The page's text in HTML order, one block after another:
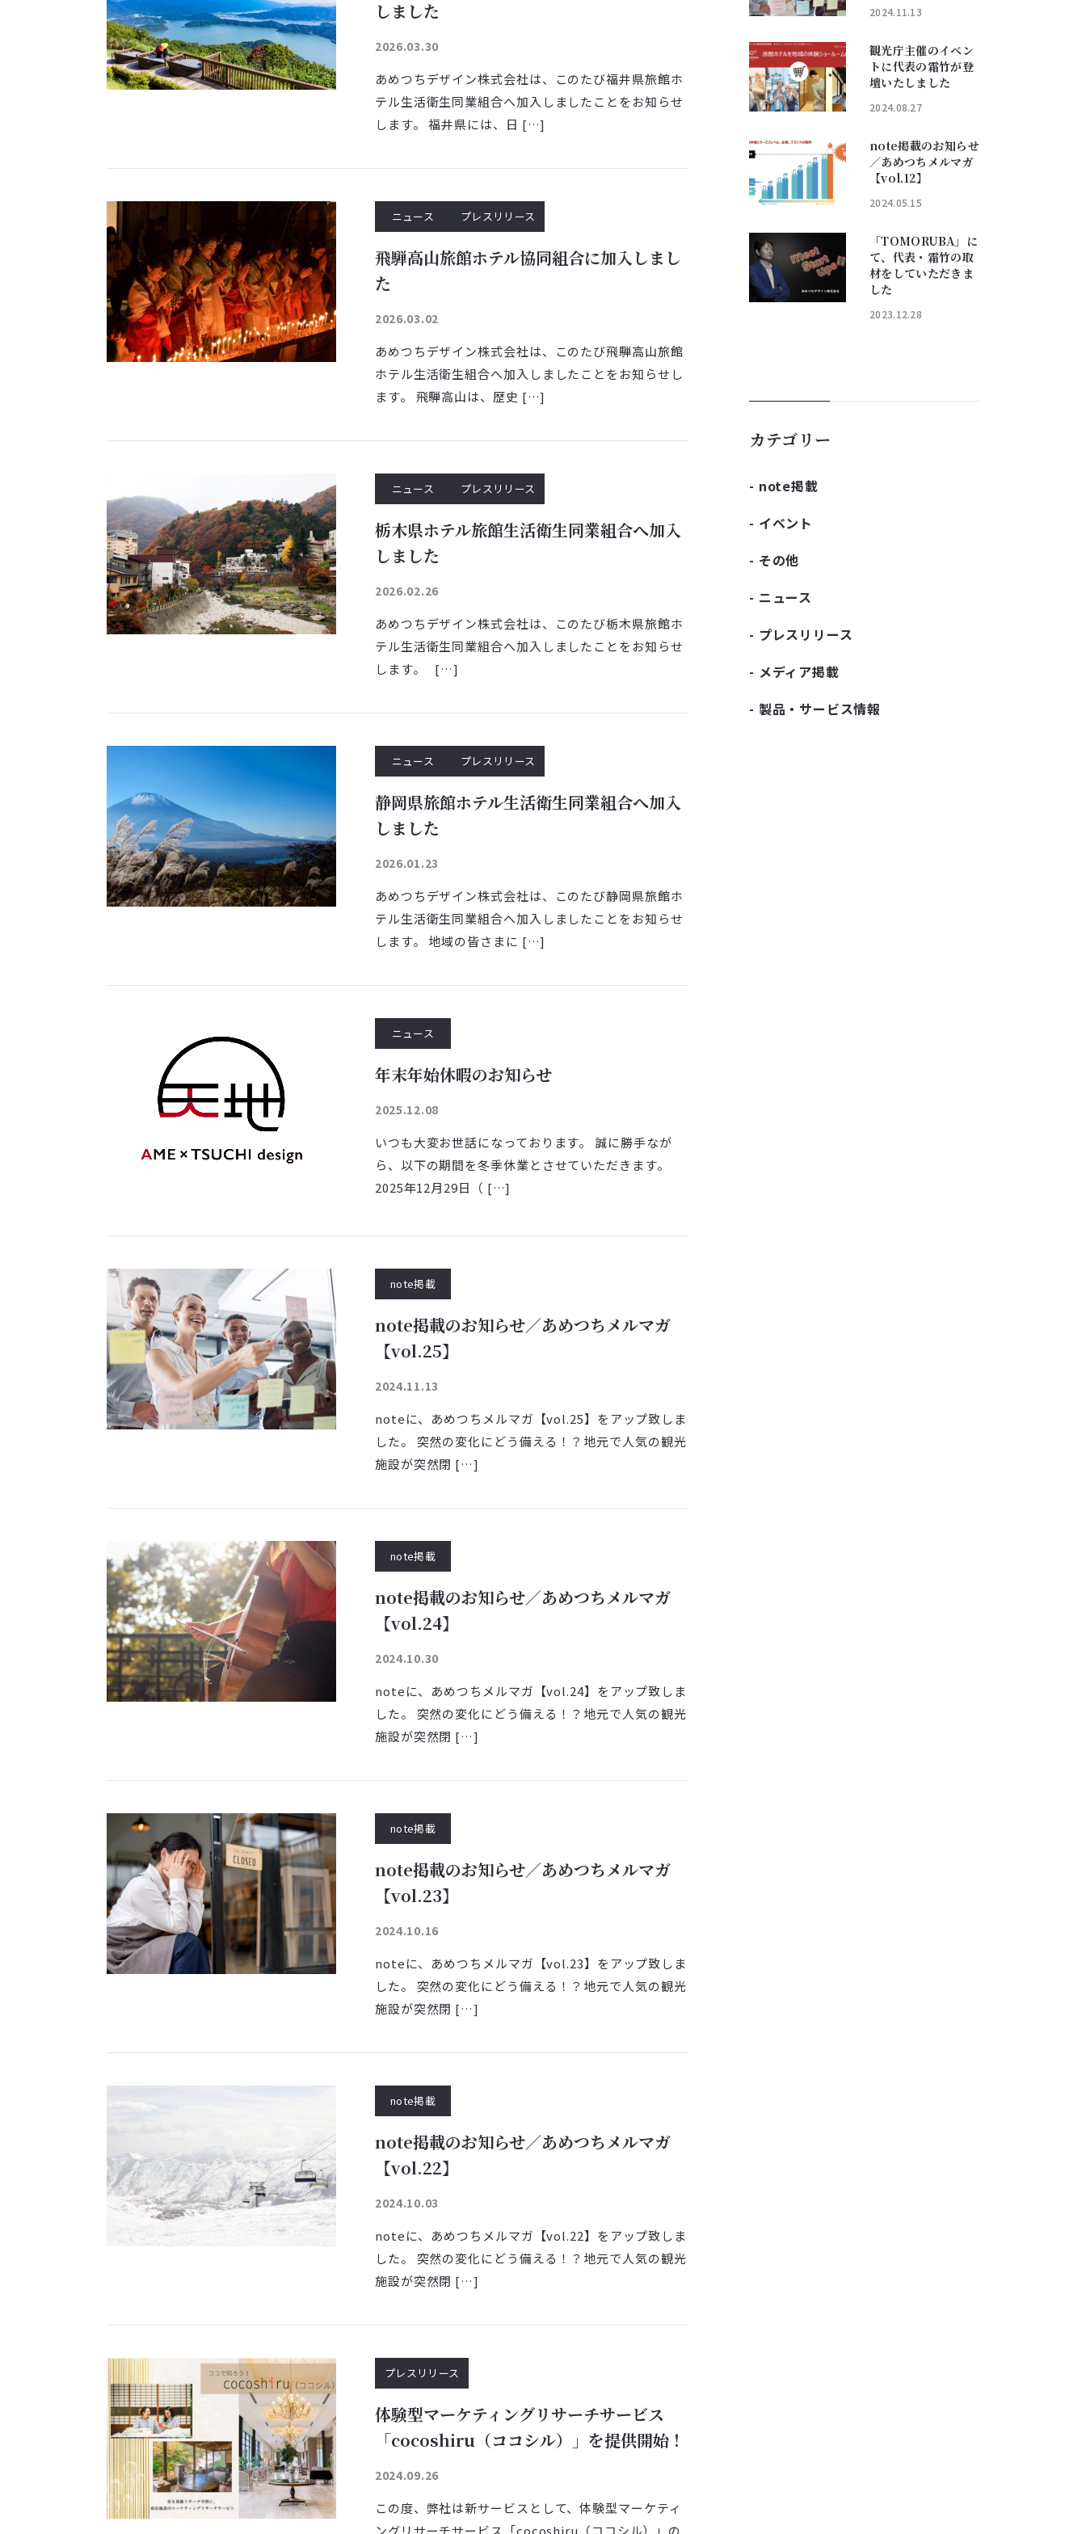
しました
2026.03.30
あめつちデザイン株式会社は、このたび福井県旅館ホ
テル生活衛生同業組合へ加入しましたことをお知らせ
します。 福井県には、日 […]
ニュース プレスリリース
飛騨高山旅館ホテル協同組合に加入しまし
た
2026.03.02
あめつちデザイン株式会社は、このたび飛騨高山旅館
ホテル生活衛生組合へ加入しましたことをお知らせし
ます。 飛騨高山は、歴史 […]
ニュース プレスリリース
栃木県ホテル旅館生活衛生同業組合へ加入
しました
2026.02.26
あめつちデザイン株式会社は、このたび栃木県旅館ホ
テル生活衛生同業組合へ加入しましたことをお知らせ
します。 […]
ニュース プレスリリース
静岡県旅館ホテル生活衛生同業組合へ加入
しました
2026.01.23
あめつちデザイン株式会社は、このたび静岡県旅館ホ
テル生活衛生同業組合へ加入しましたことをお知らせ
します。 地域の皆さまに […]
ニュース
年末年始休暇のお知らせ
2025.12.08
いつも大変お世話になっております。 誠に勝手なが
ら、以下の期間を冬季休業とさせていただきます。
2025年12月29日（ […]
note掲載
note掲載のお知らせ／あめつちメルマガ
【vol.25】
2024.11.13
noteに、あめつちメルマガ【vol.25】をアップ致しま
した。 突然の変化にどう備える！？地元で人気の観光
施設が突然閉 […]
note掲載
note掲載のお知らせ／あめつちメルマガ
【vol.24】
2024.10.30
noteに、あめつちメルマガ【vol.24】をアップ致しま
した。 突然の変化にどう備える！？地元で人気の観光
施設が突然閉 […]
note掲載
note掲載のお知らせ／あめつちメルマガ
【vol.23】
2024.10.16
noteに、あめつちメルマガ【vol.23】をアップ致しま
した。 突然の変化にどう備える！？地元で人気の観光
施設が突然閉 […]
note掲載
note掲載のお知らせ／あめつちメルマガ
【vol.22】
2024.10.03
noteに、あめつちメルマガ【vol.22】をアップ致しま
した。 突然の変化にどう備える！？地元で人気の観光
施設が突然閉 […]
プレスリリース
体験型マーケティングリサーチサービス
「cocoshiru（ココシル）」を提供開始！
2024.09.26
この度、弊社は新サービスとして、体験型マーケティ
ングリサーチサービス「cocoshiru（ココシル）」の
2024.11.13
観光庁主催のイベン
トに代表の霜竹が登
壇いたしました
2024.08.27
note掲載のお知らせ
／あめつちメルマガ
【vol.12】
2024.05.15
「TOMORUBA」に
て、代表・霜竹の取
材をしていただきま
した
2023.12.28
カテゴリー
note掲載
イベント
その他
ニュース
プレスリリース
メディア掲載
製品・サービス情報